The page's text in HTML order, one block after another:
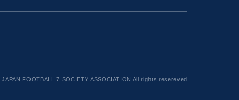
JAPAN FOOTBALL 7 SOCIETY ASSOCIATION All rights resereved